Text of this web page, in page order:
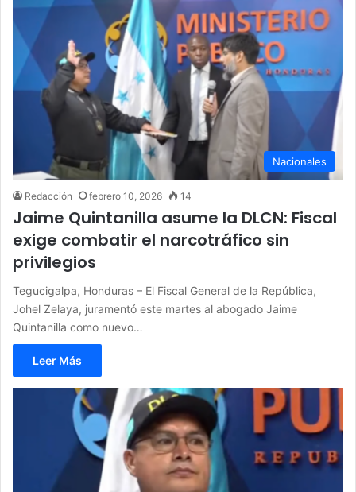
Nacionales
Redacción febrero 10, 2026 14
Jaime Quintanilla asume la DLCN: Fiscal
exige combatir el narcotráfico sin
privilegios
Tegucigalpa, Honduras – El Fiscal General de la República,
Johel Zelaya, juramentó este martes al abogado Jaime
Quintanilla como nuevo…
Leer Más